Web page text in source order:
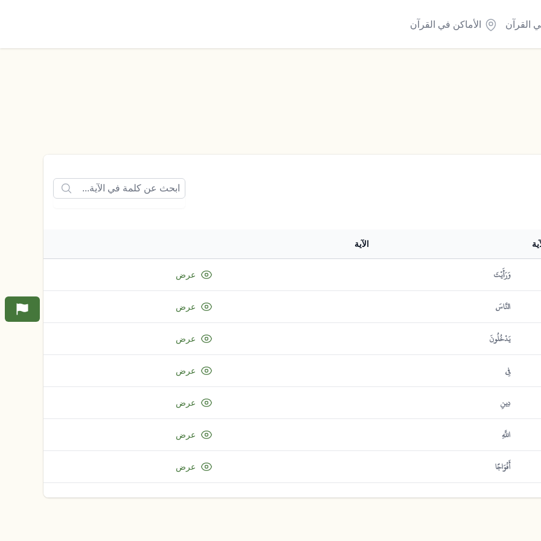
القرآن الأماكن في القرآن
الآية
وَرَأَيْتَ عرض
النَّاسَ عرض
يَدْخُلُونَ عرض
فِي عرض
دِينِ عرض
اللَّهِ عرض
أَفْوَاجًا عرض